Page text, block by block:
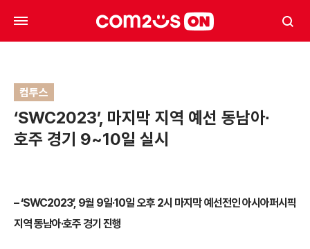
컴투스
‘SWC2023’, 마지막 지역 예선 동남아∙
호주 경기 9~10일 실시
– ‘SWC2023’, 9월 9일·10일 오후 2시 마지막 예선전인 아시아퍼시픽
지역 동남아·호주 경기 진행